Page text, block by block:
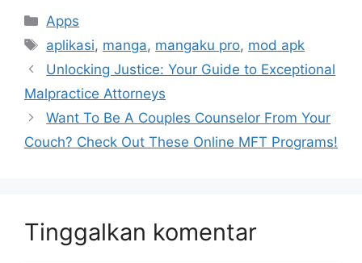
Kategori
Apps
Tag
aplikasi, manga, mangaku pro, mod apk
Unlocking Justice: Your Guide to Exceptional
Malpractice Attorneys
Want To Be A Couples Counselor From Your
Couch? Check Out These Online MFT Programs!
Tinggalkan komentar